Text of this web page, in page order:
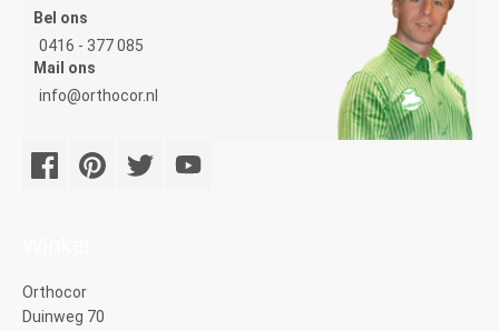
Bel ons
0416 - 377 085
Mail ons
info@orthocor.nl
Orthocor
Duinweg 70